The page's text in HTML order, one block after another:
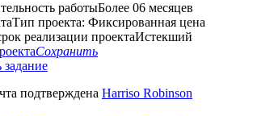
Более 06 месяцев
Тип проекта: Фиксированная цена
Истекший
Сохранить
Harriso Robinson